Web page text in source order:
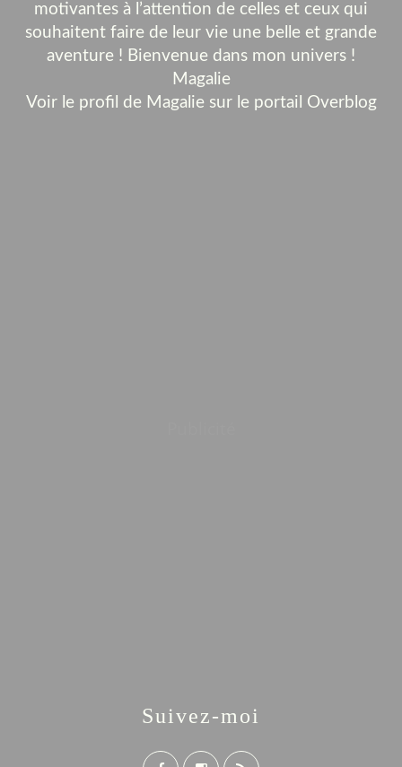
Suivez-moi
motivantes à l’attention de celles et ceux qui
souhaitent faire de leur vie une belle et grande
aventure ! Bienvenue dans mon univers !
Magalie
Voir le profil de Magaliesur le portail Overblog